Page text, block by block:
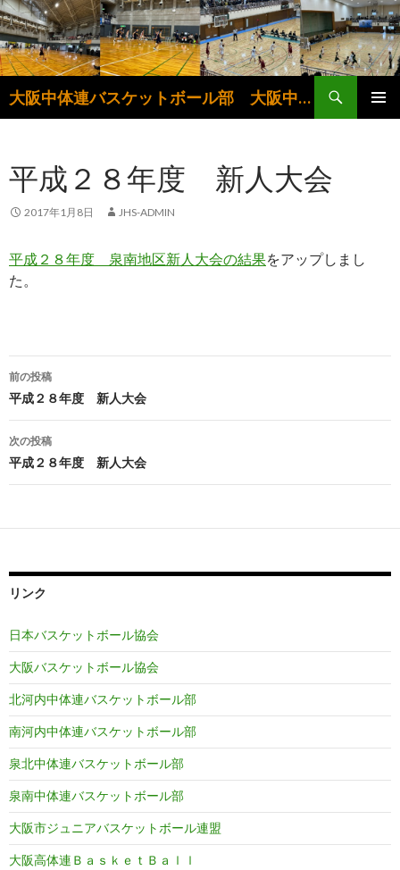
大阪中体連バスケットボール部 大阪中学生バスケットボール連盟
検
索
ン
へ
ッ
プ
平成２８年度 新人大会
2017年1月8日 JHS-ADMIN
平成２８年度 泉南地区新人大会の結果をアップしまし
た。
投
稿
ナ
ビ
ー
ョ
前の投稿
平成２８年度 新人大会
次の投稿
平成２８年度 新人大会
リンク
日本バスケットボール協会
大阪バスケットボール協会
北河内中体連バスケットボール部
南河内中体連バスケットボール部
泉北中体連バスケットボール部
泉南中体連バスケットボール部
大阪市ジュニアバスケットボール連盟
大阪高体連ＢａｓｋｅｔＢａｌｌ